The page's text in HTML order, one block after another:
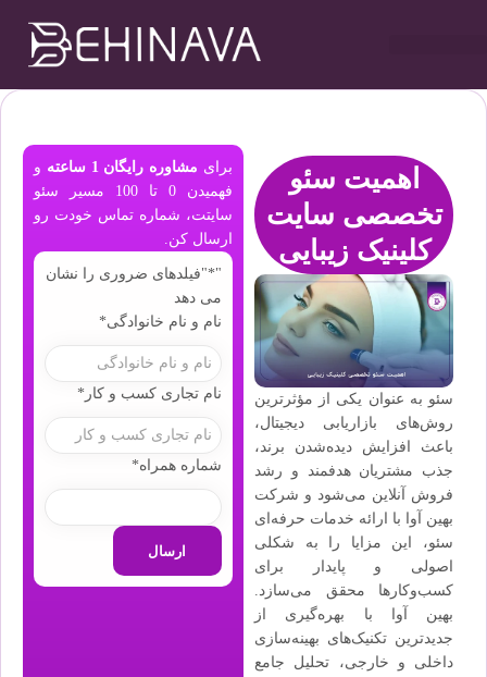
اهمیت سئو
تخصصی سایت
کلینیک زیبایی
سئو به عنوان یکی از مؤثرترین
روش‌های بازاریابی دیجیتال،
باعث افزایش دیده‌شدن برند،
جذب مشتریان هدفمند و رشد
فروش آنلاین می‌شود و شرکت
بهین آوا با ارائه خدمات حرفه‌ای
سئو، این مزایا را به شکلی
اصولی و پایدار برای
کسب‌وکارها محقق می‌سازد.
بهین آوا با بهره‌گیری از
جدیدترین تکنیک‌های بهینه‌سازی
داخلی و خارجی، تحلیل جامع
برای مشاوره رایگان 1 ساعته
و
فهمیدن 0 تا 100 مسیر سئو
سایتت، شماره تماس خودت رو
ارسال کن.
"
*"فیلدهای ضروری را نشان
می دهد
نام و نام خانوادگی*
نام تجاری کسب و کار *
شماره همراه*